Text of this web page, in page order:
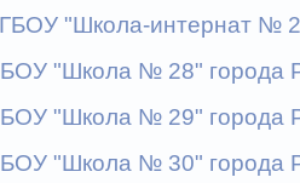
"Школа-интернат №
"Школа № 28" города
"Школа № 29" города
"Школа № 30" города